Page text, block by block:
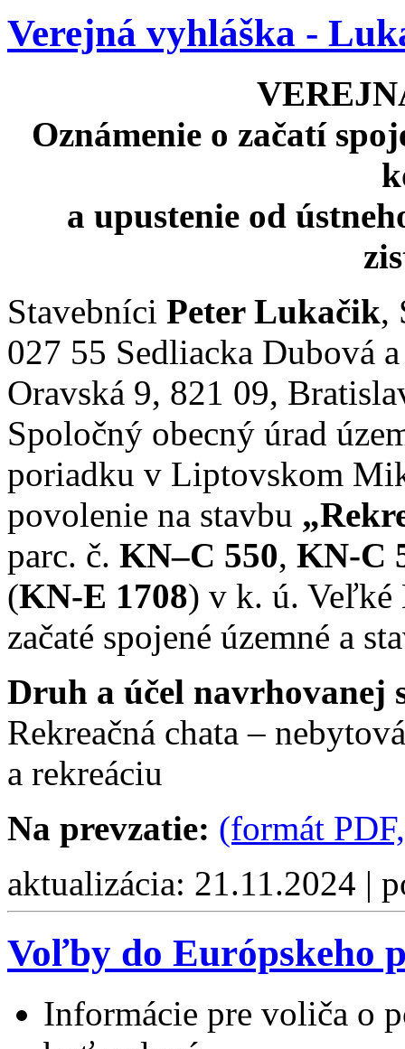
Verejná vyhláška -
Oznámenie o začatí
a upustenie od
Stavebníci Peter Lukačik,
027 55 Sedliacka Dubová
Oravská 9, 821 09,
Spoločný obecný úrad
poriadku v Liptovskom
povolenie na stavbu
parc. č. KN–C 550, KN-C
(KN-E 1708) v k. ú. Veľké
začaté spojené územné a
Druh a účel navrhovanej
Rekreačná chata –
a rekreáciu
Na prevzatie: (formát
aktualizácia: 21.11.2024 |
Voľby do Európskeho
Informácie pre voliča o